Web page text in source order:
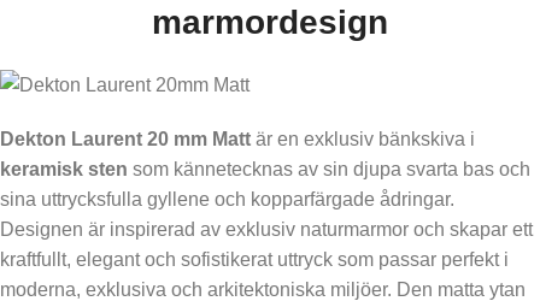
marmordesign
Dekton Laurent 20 mm Matt är en exklusiv bänkskiva i
keramisk sten som kännetecknas av sin djupa svarta bas och
sina uttrycksfulla gyllene och kopparfärgade ådringar.
Designen är inspirerad av exklusiv naturmarmor och skapar ett
kraftfullt, elegant och sofistikerat uttryck som passar perfekt i
moderna, exklusiva och arkitektoniska miljöer. Den matta ytan